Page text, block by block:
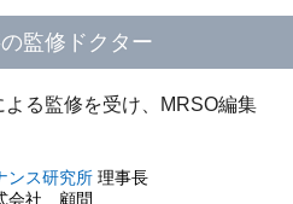
監修ドクター
る監修を受け、MRSO編集
ンス研究所理事長
会社 顧問